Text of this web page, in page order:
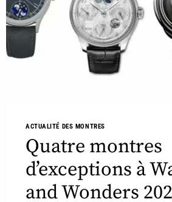
ACTUALITÉ DES MONTRES
Quatre montres
d’exceptions à
and Wonders